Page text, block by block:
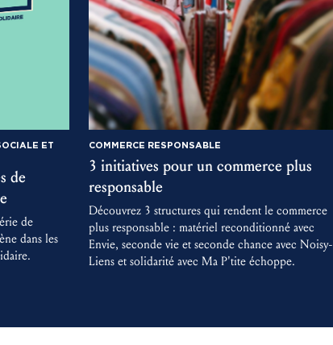
ET
de
de
dans les
COMMERCE RESPONSABLE
3 initiatives pour un commerce plus
responsable
Découvrez 3 structures qui rendent le commerce
plus responsable : matériel reconditionné avec
Envie, seconde vie et seconde chance avec Noisy-
Liens et solidarité avec Ma P'tite échoppe.